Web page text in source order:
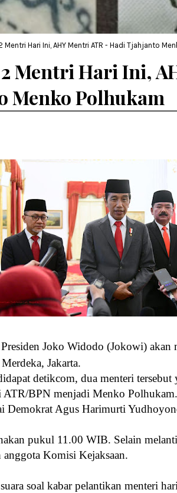
Mentri Hari Ini, AHY Mentri ATR - Hadi Tjahjanto
Mentri Hari Ini,
Menko Polhukam
Joko Widodo (Jokowi)
Jakarta.
detikcom, dua menteri
ATR/BPN menjadi Menko
Demokrat Agus Harimurti
pukul 11.00 WIB. Selain
Komisi Kejaksaan.
soal kabar pelantikan menteri